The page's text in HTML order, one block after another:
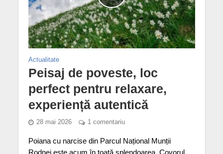
Actualitate
Peisaj de poveste, loc
perfect pentru relaxare,
experiență autentică
28 mai 2026 1 comentariu
Poiana cu narcise din Parcul Național Munții